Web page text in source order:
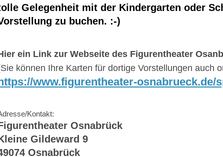
Gelegenheit mit der Kindergarten oder
zu buchen. :-)
ein Link zur Webseite des Figurentheater
können Ihre Karten für dortige Vorstellungen auch
www.figurentheater-osnabrueck.de/
Kontakt:
Osnabrück
Gildeward 9
Osnabrück